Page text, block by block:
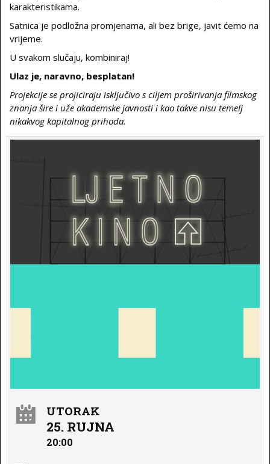
karakteristikama.
Satnica je podložna promjenama, ali bez brige, javit ćemo na
vrijeme.
U svakom slučaju, kombiniraj!
Ulaz je, naravno, besplatan!
Projekcije se projiciraju isključivo s ciljem proširivanja filmskog
znanja šire i uže akademske javnosti i kao takve nisu temelj
nikakvog kapitalnog prihoda.
UTORAK
25. RUJNA
20:00